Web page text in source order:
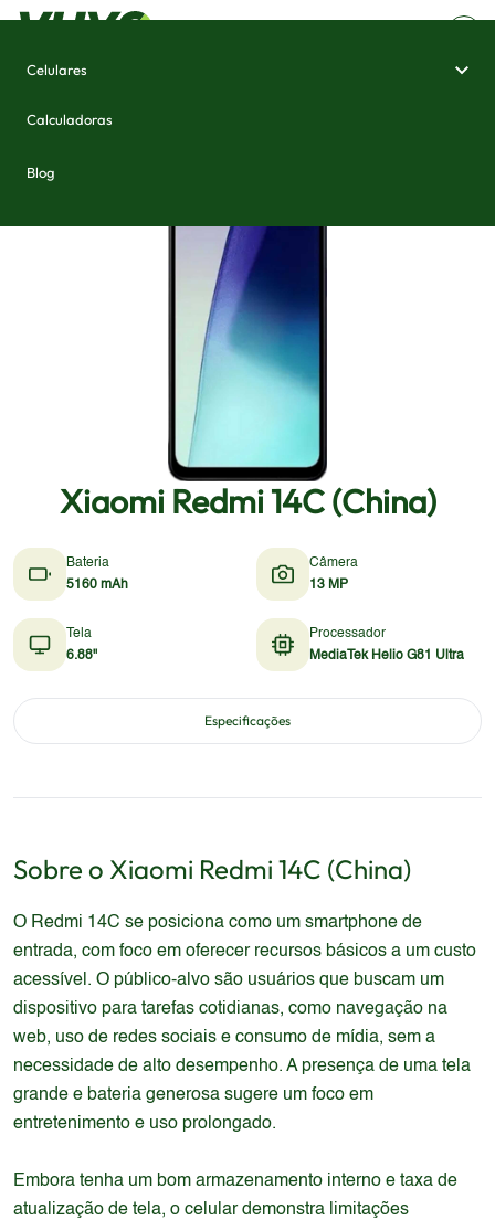
Celulares
Calculadoras
Blog
Xiaomi Redmi 14C (China)
Bateria
5160 mAh
Câmera
13 MP
Tela
6.88"
Processador
MediaTek Helio G81 Ultra
Especificações
Sobre o Xiaomi Redmi 14C (China)
O Redmi 14C se posiciona como um smartphone de
entrada, com foco em oferecer recursos básicos a um custo
acessível. O público-alvo são usuários que buscam um
dispositivo para tarefas cotidianas, como navegação na
web, uso de redes sociais e consumo de mídia, sem a
necessidade de alto desempenho. A presença de uma tela
grande e bateria generosa sugere um foco em
entretenimento e uso prolongado.
Embora tenha um bom armazenamento interno e taxa de
atualização de tela, o celular demonstra limitações